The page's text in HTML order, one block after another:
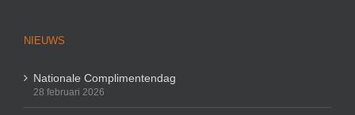
NIEUWS
Nationale Complimentendag
28 februari 2026